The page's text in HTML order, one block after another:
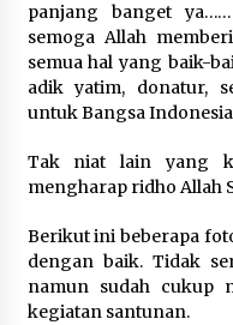
6
Agustus
6
panjang banget
semoga Allah
semua hal yang baik-
adik yatim, donatur,
untuk Bangsa
Tak niat lain yang
mengharap ridho Allah
Berikut ini beberapa
dengan baik. Tidak
namun sudah cukup
kegiatan santunan.